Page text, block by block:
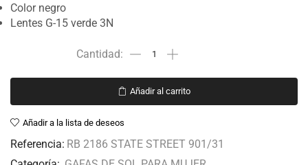
Color negro
Lentes G-15 verde 3N
Añadir al carrito
Añadir a la lista de deseos
Referencia: RB 2186 STATE STREET 901/31